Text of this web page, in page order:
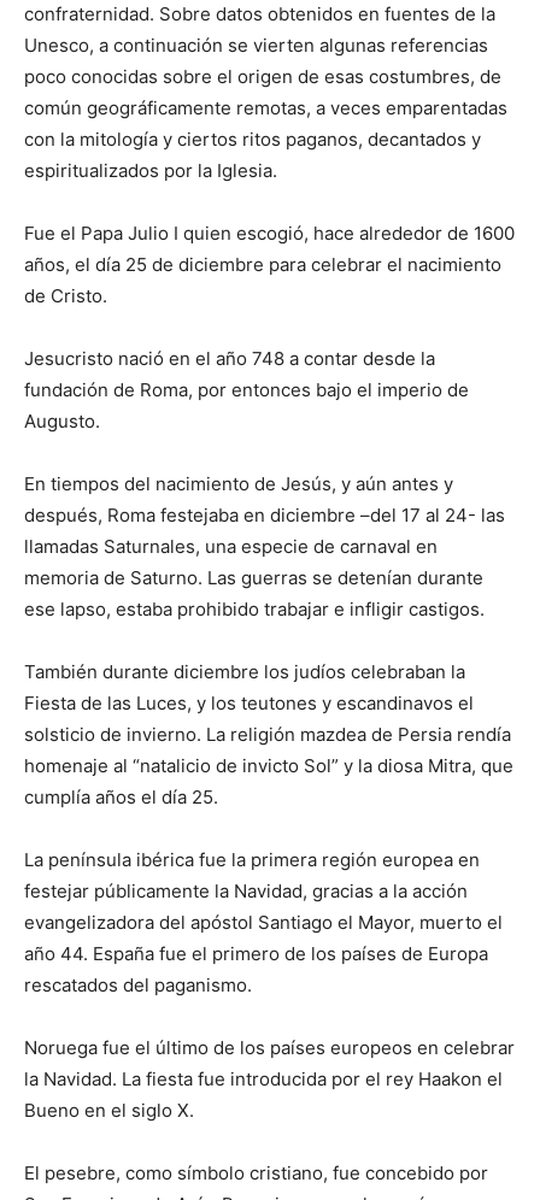
confraternidad. Sobre datos obtenidos en fuentes de la
Unesco, a continuación se vierten algunas referencias
poco conocidas sobre el origen de esas costumbres, de
común geográficamente remotas, a veces emparentadas
con la mitología y ciertos ritos paganos, decantados y
espiritualizados por la Iglesia.
Fue el Papa Julio I quien escogió, hace alrededor de 1600
años, el día 25 de diciembre para celebrar el nacimiento
de Cristo.
Jesucristo nació en el año 748 a contar desde la
fundación de Roma, por entonces bajo el imperio de
Augusto.
En tiempos del nacimiento de Jesús, y aún antes y
después, Roma festejaba en diciembre –del 17 al 24- las
llamadas Saturnales, una especie de carnaval en
memoria de Saturno. Las guerras se detenían durante
ese lapso, estaba prohibido trabajar e infligir castigos.
También durante diciembre los judíos celebraban la
Fiesta de las Luces, y los teutones y escandinavos el
solsticio de invierno. La religión mazdea de Persia rendía
homenaje al “natalicio de invicto Sol” y la diosa Mitra, que
cumplía años el día 25.
La península ibérica fue la primera región europea en
festejar públicamente la Navidad, gracias a la acción
evangelizadora del apóstol Santiago el Mayor, muerto el
año 44. España fue el primero de los países de Europa
rescatados del paganismo.
Noruega fue el último de los países europeos en celebrar
la Navidad. La fiesta fue introducida por el rey Haakon el
Bueno en el siglo X.
El pesebre, como símbolo cristiano, fue concebido por